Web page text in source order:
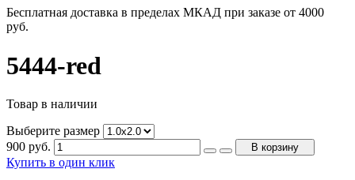
Бесплатная доставка в пределах МКАД при заказе от 4000
руб.
5444-red
Товар в наличии
Выберите размер
900 руб. В корзину
Купить в один клик